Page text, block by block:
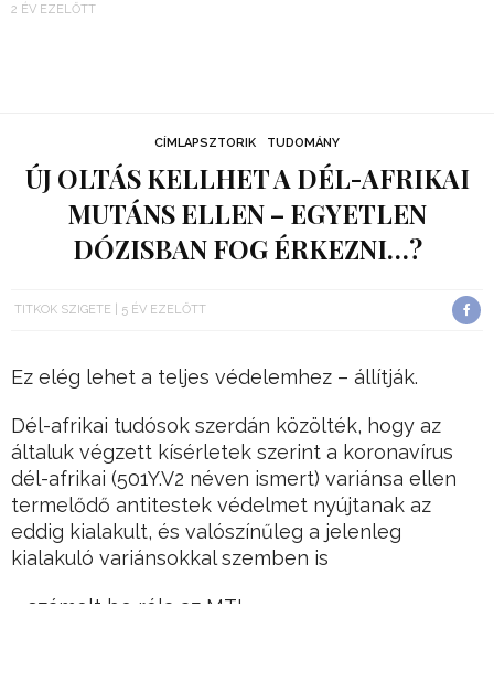
2 ÉV EZELŐTT
CÍMLAPSZTORIK TUDOMÁNY
ÚJ OLTÁS KELLHET A DÉL-AFRIKAI
MUTÁNS ELLEN – EGYETLEN
DÓZISBAN FOG ÉRKEZNI…?
TITKOK SZIGETE 5 ÉV EZELŐTT
Ez elég lehet a teljes védelemhez – állítják.
Dél-afrikai tudósok szerdán közölték, hogy az
általuk végzett kísérletek szerint a koronavírus
dél-afrikai (501Y.V2 néven ismert) variánsa ellen
termelődő antitestek védelmet nyújtanak az
eddig kialakult, és valószínűleg a jelenleg
kialakuló variánsokkal szemben is
– számolt be róla az MTI.